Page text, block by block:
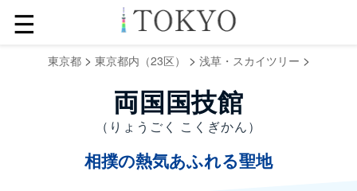
☰
東京都> 東京都内（23区） > 浅草・スカイツリー >
両国国技館
（りょうごく こくぎかん）
相撲の熱気あふれる聖地